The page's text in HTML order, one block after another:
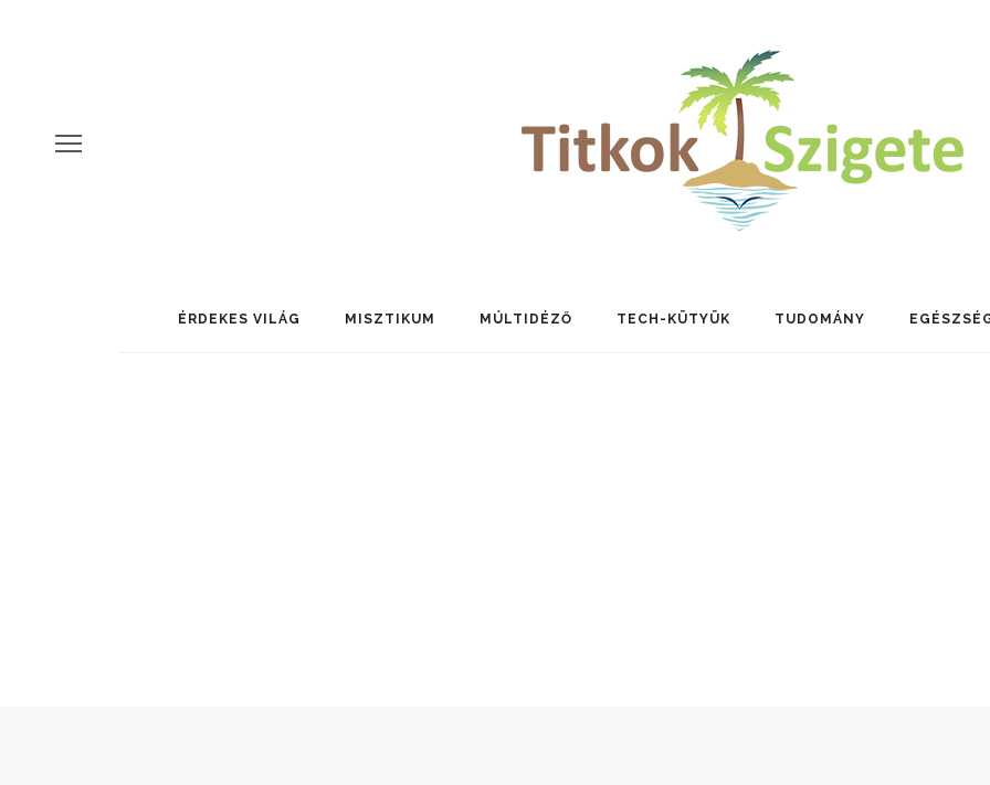
ÉRDEKES VILÁG MISZTIKUM MÚLTIDÉZŐ TECH-KÜTYÜK TUDOMÁNY